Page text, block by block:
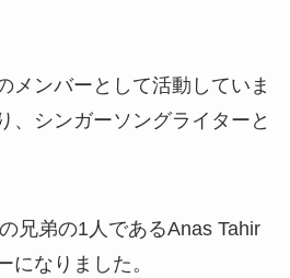
メンバーとして活動していま
、シンガーソングライターと
兄弟の1人であるAnas Tahir
になりました。